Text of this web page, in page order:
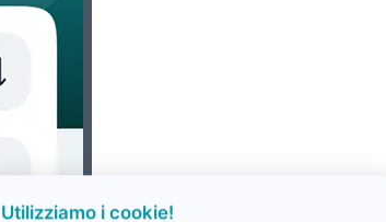
Utilizziamo i cookie!